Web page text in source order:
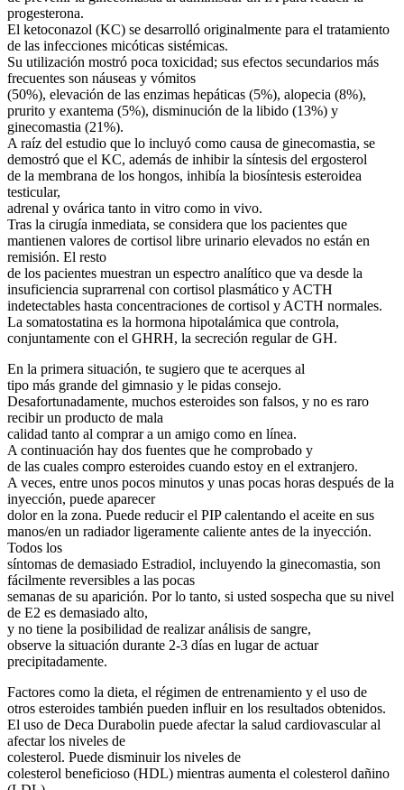
progesterona.
El ketoconazol (KC) se desarrolló originalmente para el tratamiento
de las infecciones micóticas sistémicas.
Su utilización mostró poca toxicidad; sus efectos secundarios más
frecuentes son náuseas y vómitos
(50%), elevación de las enzimas hepáticas (5%), alopecia (8%),
prurito y exantema (5%), disminución de la libido (13%) y
ginecomastia (21%).
A raíz del estudio que lo incluyó como causa de ginecomastia, se
demostró que el KC, además de inhibir la síntesis del ergosterol
de la membrana de los hongos, inhibía la biosíntesis esteroidea
testicular,
adrenal y ovárica tanto in vitro como in vivo.
Tras la cirugía inmediata, se considera que los pacientes que
mantienen valores de cortisol libre urinario elevados no están en
remisión. El resto
de los pacientes muestran un espectro analítico que va desde la
insuficiencia suprarrenal con cortisol plasmático y ACTH
indetectables hasta concentraciones de cortisol y ACTH normales.
La somatostatina es la hormona hipotalámica que controla,
conjuntamente con el GHRH, la secreción regular de GH.
En la primera situación, te sugiero que te acerques al
tipo más grande del gimnasio y le pidas consejo.
Desafortunadamente, muchos esteroides son falsos, y no es raro
recibir un producto de mala
calidad tanto al comprar a un amigo como en línea.
A continuación hay dos fuentes que he comprobado y
de las cuales compro esteroides cuando estoy en el extranjero.
A veces, entre unos pocos minutos y unas pocas horas después de la
inyección, puede aparecer
dolor en la zona. Puede reducir el PIP calentando el aceite en sus
manos/en un radiador ligeramente caliente antes de la inyección.
Todos los
síntomas de demasiado Estradiol, incluyendo la ginecomastia, son
fácilmente reversibles a las pocas
semanas de su aparición. Por lo tanto, si usted sospecha que su nivel
de E2 es demasiado alto,
y no tiene la posibilidad de realizar análisis de sangre,
observe la situación durante 2-3 días en lugar de actuar
precipitadamente.
Factores como la dieta, el régimen de entrenamiento y el uso de
otros esteroides también pueden influir en los resultados obtenidos.
El uso de Deca Durabolin puede afectar la salud cardiovascular al
afectar los niveles de
colesterol. Puede disminuir los niveles de
colesterol beneficioso (HDL) mientras aumenta el colesterol dañino